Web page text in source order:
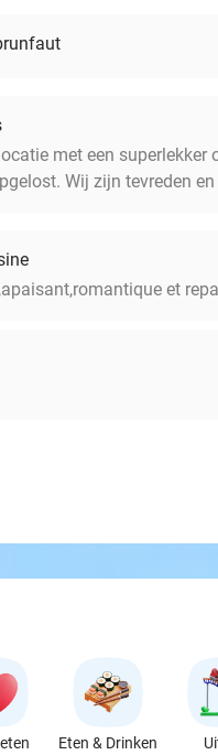
met een
Wij zijn tevreden
et
Eten & Drinken